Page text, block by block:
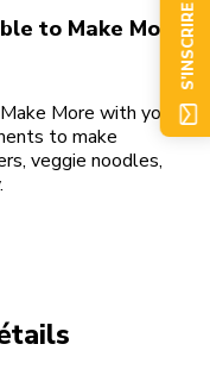
to Make More
More with your
to make
veggie noodles,
S'INSCRIRE